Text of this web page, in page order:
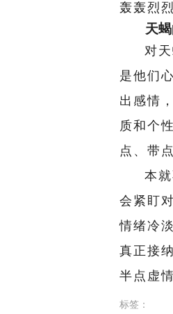
轰轰烈
天
对
是他们
出感情
质和个
点、带
本
会紧盯
情绪冷
真正接
半点虚
标签：